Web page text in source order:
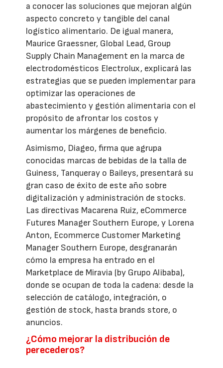
a conocer las soluciones que mejoran algún
aspecto concreto y tangible del canal
logístico alimentario. De igual manera,
Maurice Graessner, Global Lead, Group
Supply Chain Management en la marca de
electrodomésticos Electrolux, explicará las
estrategias que se pueden implementar para
optimizar las operaciones de
abastecimiento y gestión alimentaria con el
propósito de afrontar los costos y
aumentar los márgenes de beneficio.
Asimismo, Diageo, firma que agrupa
conocidas marcas de bebidas de la talla de
Guiness, Tanqueray o Baileys, presentará su
gran caso de éxito de este año sobre
digitalización y administración de stocks.
Las directivas Macarena Ruiz, eCommerce
Futures Manager Southern Europe, y Lorena
Anton, Ecommerce Customer Marketing
Manager Southern Europe, desgranarán
cómo la empresa ha entrado en el
Marketplace de Miravia (by Grupo Alibaba),
donde se ocupan de toda la cadena: desde la
selección de catálogo, integración, o
gestión de stock, hasta brands store, o
anuncios.
¿Cómo mejorar la distribución de
perecederos?